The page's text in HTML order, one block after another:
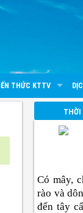
THỨC KTTV
Có mây,
rào và
đến tây